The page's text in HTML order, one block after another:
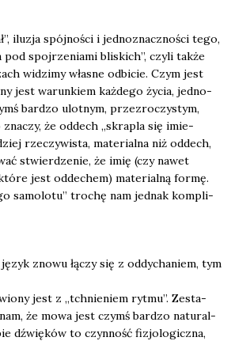
ilu­zja spój­no­ści i jed­no­znacz­no­ści tego,
pod spoj­rze­nia­mi bli­skich”, czy­li tak­że
widzi­my wła­sne odbi­cie. Czym jest
jest warun­kiem każ­de­go życia, jed­no­
bar­dzo ulot­nym, prze­zro­czy­stym,
że oddech „skra­pla się imie­
rze­czy­wi­sta, mate­rial­na niż oddech,
stwier­dze­nie, że imię (czy nawet
jest odde­chem) mate­rial­ną for­mę.
samo­lo­tu” tro­chę nam jed­nak kom­pli­
zno­wu łączy się z oddy­cha­niem, tym
jest z „tchnie­niem ryt­mu”. Zesta­
że mowa jest czymś bar­dzo natu­ral­
dźwię­ków to czyn­ność fizjo­lo­gicz­na,